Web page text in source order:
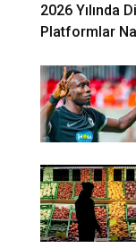
2026 Yılında
Platformlar